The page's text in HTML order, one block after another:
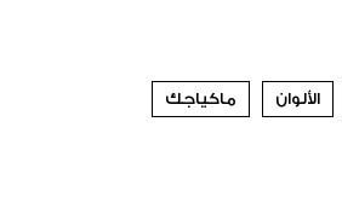
الألوان ماكياجك